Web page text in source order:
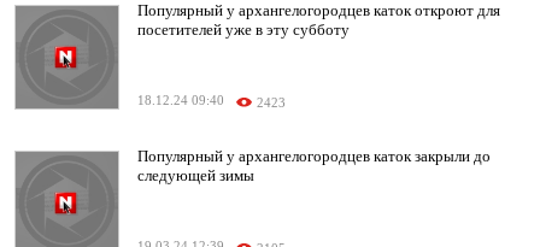
Популярный у архангелогородцев каток откроют для
посетителей уже в эту субботу
18.12.24 09:40 2423
Популярный у архангелогородцев каток закрыли до
следующей зимы